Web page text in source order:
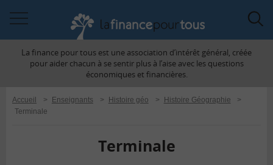
àLa finance pour tous est une association d’intérêt général, créée
pour aider chacun à se sentir plus à l’aise avec les questions
économiques et financières.
Accueil > Enseignants > Histoire géo > Histoire Géographie
>
Terminale
Terminale